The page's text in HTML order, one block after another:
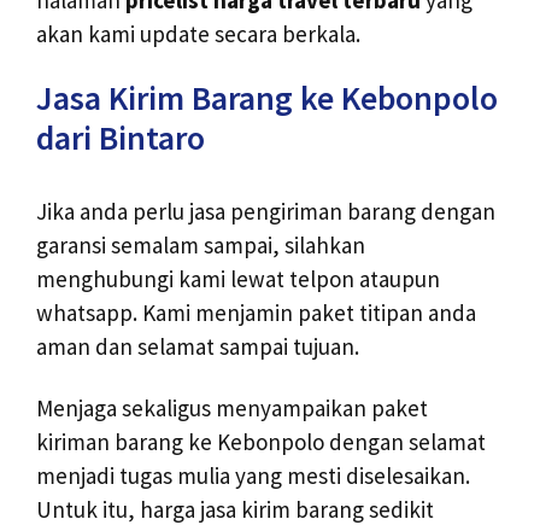
akan kami update secara berkala.
Jasa Kirim Barang ke Kebonpolo
dari Bintaro
Jika anda perlu jasa pengiriman barang dengan
garansi semalam sampai, silahkan
menghubungi kami lewat telpon ataupun
whatsapp. Kami menjamin paket titipan anda
aman dan selamat sampai tujuan.
Menjaga sekaligus menyampaikan paket
kiriman barang ke Kebonpolo dengan selamat
menjadi tugas mulia yang mesti diselesaikan.
Untuk itu, harga jasa kirim barang sedikit